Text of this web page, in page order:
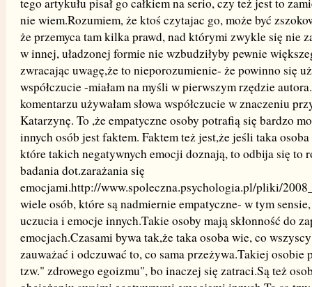
nie wiem.Rozumiem, że ktoś czytajac go, może być
że przemyca tam kilka prawd, nad którymi zwykle się nie
w innej, uładzonej formie nie wzbudziłyby pewnie
zwracając uwagę,że to nieporozumienie- że powinno się
współczucie -miałam na myśli w pierwszym rzędzie
komentarzu używałam słowa współczucie w znaczeniu
Katarzynę. To ,że empatyczne osoby potrafią się bardzo
innych osób jest faktem. Faktem też jest,że jeśli taka
które takich negatywnych emocji doznają, to odbija się to
badania dot.zarażania się
emocjami.http://www.spoleczna.psychologia.pl/pliki/
wiele osób, które są nadmiernie empatyczne- w tym
uczucia i emocje innych.Takie osoby mają skłonność do
emocjach.Czasami bywa tak,że taka osoba wie, co
zauważać i odczuwać to, co sama przeżywa.Takiej osobie
tzw." zdrowego egoizmu", bo inaczej się zatraci.Są też